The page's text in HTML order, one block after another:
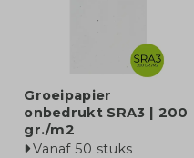
Groeipapier
onbedrukt SRA3 | 200
gr./m2
Vanaf 50 stuks